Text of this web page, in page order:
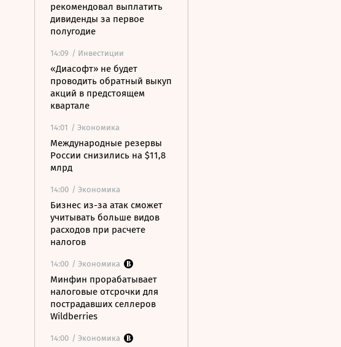
рекомендовал выплатить
дивиденды за первое
полугодие
14:09 / Инвестиции
«Диасофт» не будет
проводить обратный выкуп
акций в предстоящем
квартале
14:01 / Экономика
Международные резервы
России снизились на $11,8
млрд
14:00 / Экономика
Бизнес из-за атак сможет
учитывать больше видов
расходов при расчете
налогов
14:00 / Экономика
Минфин прорабатывает
налоговые отсрочки для
пострадавших селлеров
Wildberries
14:00 / Экономика